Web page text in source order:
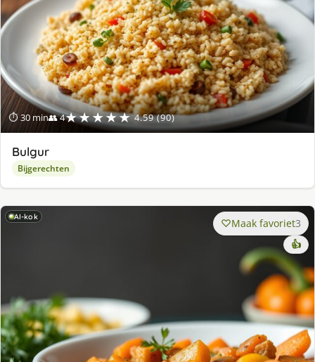
⏱ 30 min👥 4★★★★★ 4.59 (90)
Bulgur
Bijgerechten
AI-kok Maak favoriet3
👍